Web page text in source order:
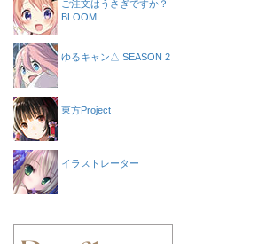
ご注文はうさぎですか？
BLOOM
ゆるキャン△ SEASON 2
東方Project
イラストレーター